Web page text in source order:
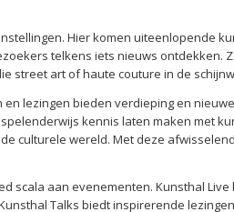
Hier komen uiteenlopende
telkens iets nieuws ontdekken.
street art of haute couture in de
lezingen bieden verdieping en
kennis laten maken met
culturele wereld. Met deze
scala aan evenementen. Kunsthal
Talks biedt inspirerende